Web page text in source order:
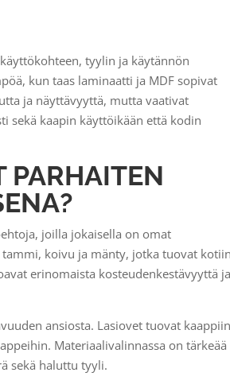
tyylin ja käytännön
kun taas laminaatti ja MDF sopivat
ja näyttävyyttä, mutta vaativat
sekä kaapin käyttöikään että kodin
PARHAITEN
joilla jokaisella on omat
koivu ja mänty, jotka tuovat kotiin
erinomaista kosteudenkestävyyttä ja
ansiosta. Lasiovet tuovat kaappiin
Materiaalivalinnassa on tärkeää
sekä haluttu tyyli.